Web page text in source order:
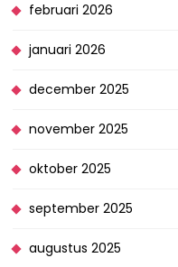
februari 2026
januari 2026
december 2025
november 2025
oktober 2025
september 2025
augustus 2025